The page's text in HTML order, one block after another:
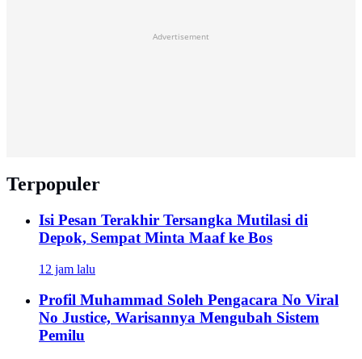
Advertisement
Terpopuler
Isi Pesan Terakhir Tersangka Mutilasi di
Depok, Sempat Minta Maaf ke Bos
12 jam lalu
Profil Muhammad Soleh Pengacara No Viral
No Justice, Warisannya Mengubah Sistem
Pemilu